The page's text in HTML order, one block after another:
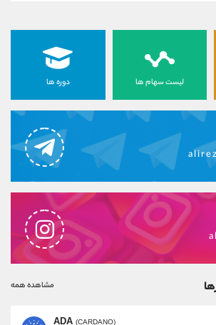
لیست سهام ها دوره ها
مشاهده همه
ADA (CARDANO)